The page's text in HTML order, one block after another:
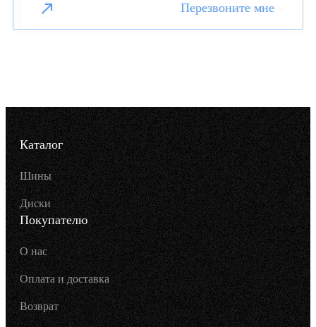
Перезвоните мне
Каталог
Шины
Диски
Покупателю
О нас
Оплата и доставка
Возврат